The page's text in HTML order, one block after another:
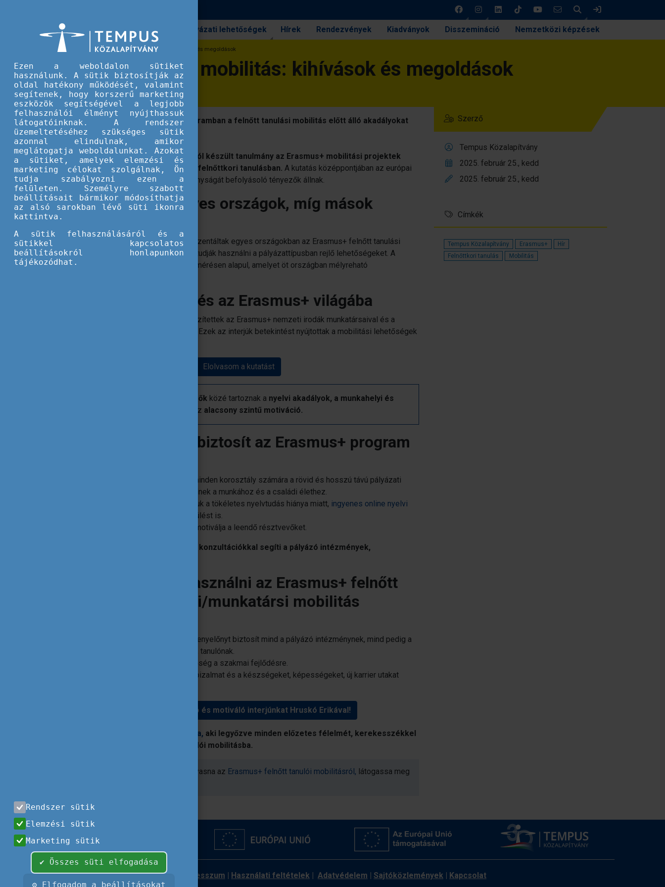
Keresés
Pályázati lehetőségek Hírek Rendezvények Kiadványok Disszemináció Nemzetközi képzések
Felnőtt tanulási mobilitás: kihívások és megoldások
Felnőtt tanulási mobilitás: kihívások és megoldások
Új kutatás tárja fel az Erasmus+ programban a felnőtt tanulási mobilitás előtt álló akadályokat
és lehetőségeket.
A Tempus Közalapítvány megbízásából készült tanulmány az Erasmus+ mobilitási projektek
nehézségeit és kihívásait vizsgálja a felnőttkori tanulásban. A kutatás középpontjában az európai
oktatók és tanulók mobilitásának hatékonyságát befolyásoló tényezők állnak.
Miért sikeresek egyes országok, míg mások
kevésbé?
A tanulmány feltárja, hogy miért alulreprezentáltak egyes országokban az Erasmus+ felnőtt tanulási
mobilitások, miközben mások jobban ki tudják használni a pályázattípusban rejlő lehetőségeket. A
kutatás 12 országban végzett online felmérésen alapul, amelyet öt országban mélyreható
Személyes betekintés az Erasmus+ világába
Az esettanulmányok során interjúkat készítettek az Erasmus+ nemzeti irodák munkatársaival és a
felnőtt tanulási szektor megvalósítóival. Ezek az interjúk betekintést nyújtottak a mobilitási lehetőségek
Elolvasom a kutatást
hátráltató tényezők közé tartoznak a nyelvi akadályok, a munkahelyi és
valamint az alacsony szintű motiváció.
Milyen lehetőséget biztosít az Erasmus+ program
rugalmas lehetőségeket biztosít minden korosztály számára a rövid és hosszú távú pályázati
lehetőségekkel, amelyek illeszkednek a munkához és a családi élethez.
a résztvevőknek nem kell aggódniuk a tökéletes nyelvtudás hiánya miatt, ingyenes online nyelvi
segíthetik már a felkészülést is.
jópéldákkal és sikertörténetekkel motiválja a leendő résztvevőket.
A Tempus Közalapítvány pedig online konzultációkkal segíti a pályázó intézmények,
Miért érdemes kihasználni az Erasmus+ felnőtt
tanulói, vagy oktatói/munkatársi mobilitás
a mobilitásban való részvétel versenyelőnyt biztosít mind a pályázó intézménynek, mind pedig a
mobilitásban részt vevő oktatónak, tanulónak.
a mobilitás az egyik legjobb lehetőség a szakmai fejlődésre.
a külföldi mobilitás fejleszti az önbizalmat és a készségeket, képességeket, új karrier utakat
Olvassa el inspiráló és motiváló interjúnkat Hruskó Erikával!
az Erasmus35 egyik arca, aki legyőzve minden előzetes félelmét, kerekesszékkel
vágott bele az Erasmus+ felnőtt tanulói mobilitásba.
Amennyiben további információkat olvasna az Erasmus+ felnőtt tanulói mobilitásról, látogassa meg
Szerző
Tempus Közalapítvány
2025. február 25., kedd
2025. február 25., kedd
Címkék
Tempus Közalapítvány Erasmus+
Hír
Felnőttkori tanulás
Mobilitás
Impresszum | Használati feltételek | Adatvédelem | Sajtóközlemények | Kapcsolat
Ezen a weboldalon sütiket
használunk. A sütik biztosítják az
oldal hatékony működését, valamint
segítenek, hogy korszerű marketing
eszközök segítségével a legjobb
felhasználói élményt nyújthassuk
látogatóinknak. A rendszer
üzemeltetéséhez szükséges sütik
azonnal elindulnak, amikor
meglátogatja weboldalunkat. Azokat
a sütiket, amelyek elemzési és
marketing célokat szolgálnak, Ön
tudja szabályozni ezen a
felületen. Személyre szabott
beállításait bármikor módosíthatja
az alsó sarokban lévő süti ikonra
kattintva.
A sütik felhasználásáról és a
sütikkel kapcsolatos
beállításokról honlapunkon
tájékozódhat.
Rendszer sütik
Elemzési sütik
Marketing sütik
✔ Összes süti elfogadása
⚙ Elfogadom a beállításokat